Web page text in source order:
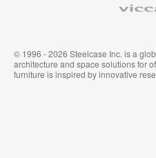
© 1996 - 2026 Steelcase Inc. is a
architecture and space solutions for
furniture is inspired by innovative